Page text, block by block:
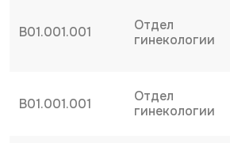
B01.001.001
Отдел
гинекологии
B01.001.001
Отдел
гинекологии